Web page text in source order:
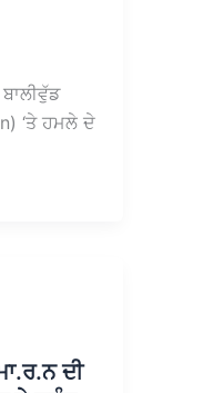
‘ਤੇ ਹਮਲੇ ਦੇ
ਦੀ